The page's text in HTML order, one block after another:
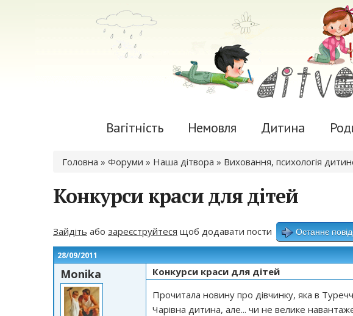
Вагітність Немовля Дитина
Ви є тут
Головна » Форуми » Наша дітвора » Виховання, психологія
Конкурси краси для дітей
Зайдіть або зареєструйтеся щоб додавати пости Останнє
28/09/2011
Monika
Конкурси краси для дітей
Прочитала новину про дівчинку, яка в
Чарівна дитина, але... чи не велике